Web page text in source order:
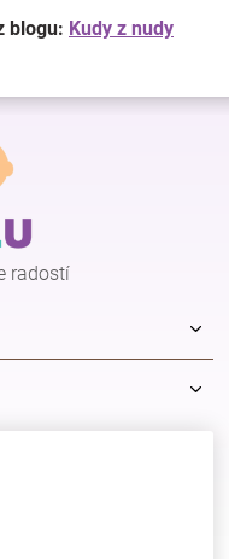
blogu: Kudy z nudy
radostí